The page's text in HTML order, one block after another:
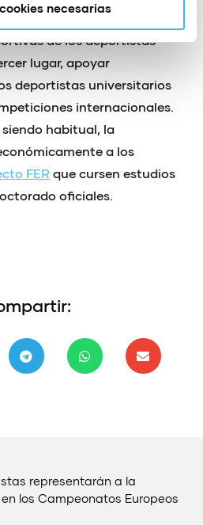
necesarias
para la adquisición de
de los deportistas
lugar, apoyar
deportistas universitarios
internacionales.
habitual, la
a los
FER que cursen estudios
oficiales.
representarán a la
los Campeonatos Europeos